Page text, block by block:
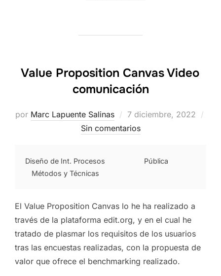
Value Proposition Canvas Video
comunicación
por Marc Lapuente Salinas
Publicado
el
7 diciembre, 2022
Sin comentarios
Diseño de Int. Procesos
Métodos y Técnicas
Pública
El Value Proposition Canvas lo he ha realizado a
través de la plataforma edit.org, y en el cual he
tratado de plasmar los requisitos de los usuarios
tras las encuestas realizadas, con la propuesta de
valor que ofrece el benchmarking realizado.